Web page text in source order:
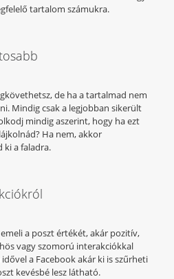
tartalom számukra.
de ha a tartalmad nem
Mindig csak a legjobban sikerült
mindig aszerint, hogy ha ezt
Ha nem, akkor
ki a faladra.
a poszt értékét, akár pozitív,
vagy szomorú interakciókkal
a Facebook akár ki is szűrheti
kevésbé lesz látható.